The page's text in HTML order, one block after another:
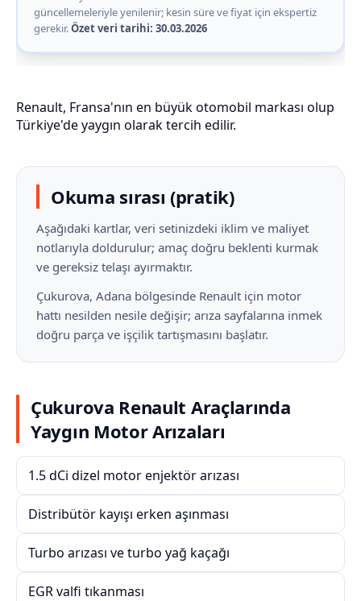
güncellemeleriyle yenilenir; kesin süre ve fiyat için ekspertiz
gerekir.Özet veri tarihi: 30.03.2026
Renault, Fransa'nın en büyük otomobil markası olup
Türkiye'de yaygın olarak tercih edilir.
Okuma sırası (pratik)
Aşağıdaki kartlar, veri setinizdeki iklim ve maliyet
notlarıyla doldurulur; amaç doğru beklenti kurmak
ve gereksiz telaşı ayırmaktır.
Çukurova, Adana bölgesinde Renault için motor
hattı nesilden nesile değişir; arıza sayfalarına inmek
doğru parça ve işçilik tartışmasını başlatır.
Çukurova Renault Araçlarında
Yaygın Motor Arızaları
1.5 dCi dizel motor enjektör arızası
Distribütör kayışı erken aşınması
Turbo arızası ve turbo yağ kaçağı
EGR valfi tıkanması